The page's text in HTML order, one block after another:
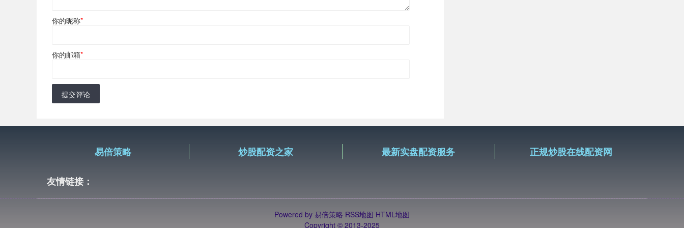
你的昵称*
你的邮箱*
提交评论
易倍策略 炒股配资之家 最新实盘配资服务 正规炒股在线配资网
友情链接：
Powered by 易倍策略 RSS地图 HTML地图
Copyright © 2013-2025